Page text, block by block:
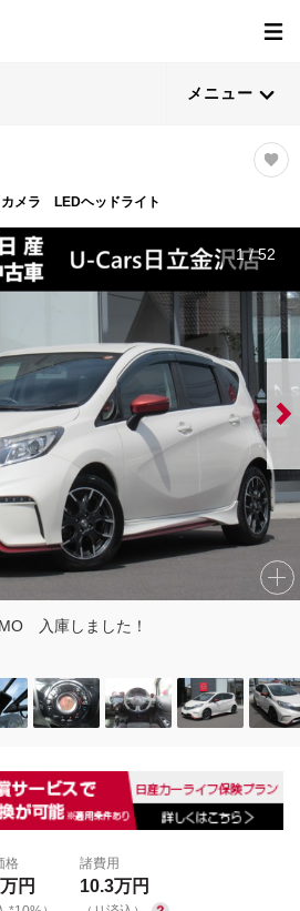
メニュー
メラ LEDヘッドライト
1/52
入庫しました！
格
万円
諸費用
10.3万円